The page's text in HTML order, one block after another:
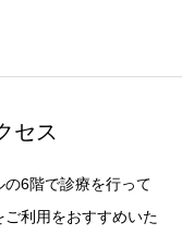
セス
6階で診療を行って
利用をおすすめいた